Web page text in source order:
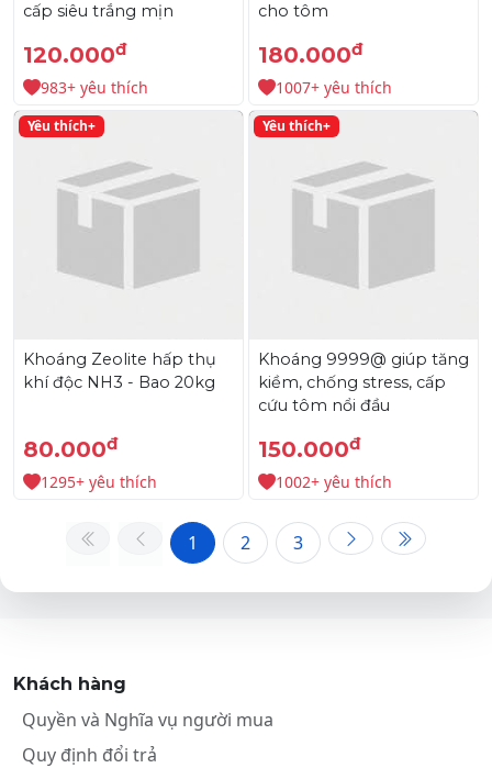
cấp siêu trắng mịn
120.000đ
983+ yêu thích
cho tôm
180.000đ
1007+ yêu thích
Yêu thích+
Khoáng Zeolite hấp thụ
khí độc NH3 - Bao 20kg
80.000đ
1295+ yêu thích
Yêu thích+
Khoáng 9999@ giúp tăng
kiềm, chống stress, cấp
cứu tôm nổi đầu
150.000đ
1002+ yêu thích
1 2 3
Khách hàng
Quyền và Nghĩa vụ người mua
Quy định đổi trả